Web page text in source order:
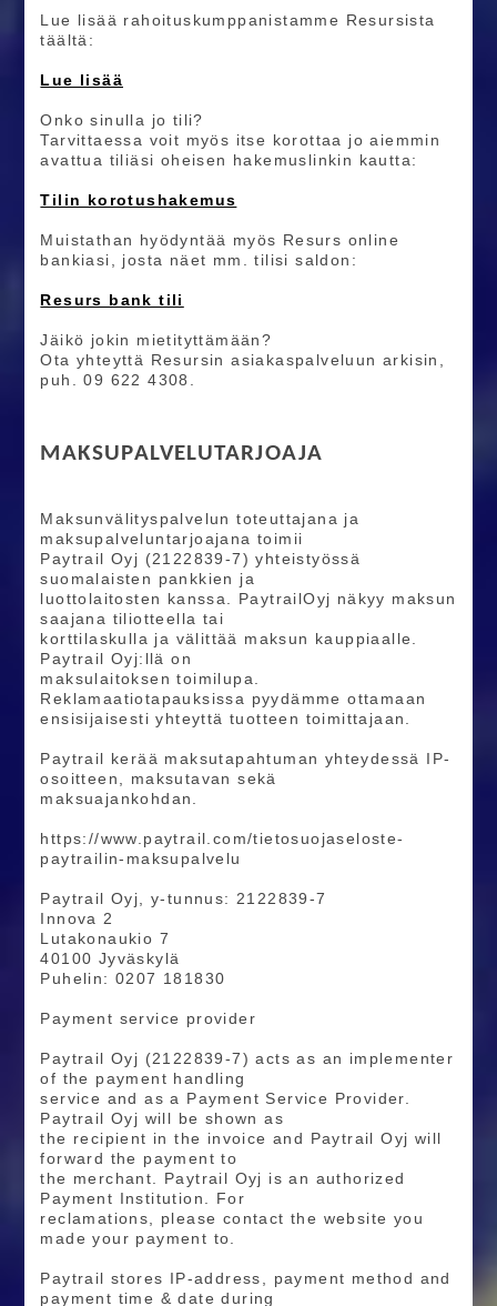
Lue lisää rahoituskumppanistamme Resursista
täältä:
Lue lisää
Onko sinulla jo tili?
Tarvittaessa voit myös itse korottaa jo aiemmin
avattua tiliäsi oheisen hakemuslinkin kautta:
Tilin korotushakemus
Muistathan hyödyntää myös Resurs online
bankiasi, josta näet mm. tilisi saldon:
Resurs bank tili
Jäikö jokin mietityttämään?
Ota yhteyttä Resursin asiakaspalveluun arkisin,
puh. 09 622 4308.
MAKSUPALVELUTARJOAJA
Maksunvälityspalvelun toteuttajana ja
maksupalveluntarjoajana toimii
Paytrail Oyj (2122839-7) yhteistyössä
suomalaisten pankkien ja
luottolaitosten kanssa. PaytrailOyj näkyy maksun
saajana tiliotteella tai
korttilaskulla ja välittää maksun kauppiaalle.
Paytrail Oyj:llä on
maksulaitoksen toimilupa.
Reklamaatiotapauksissa pyydämme ottamaan
ensisijaisesti yhteyttä tuotteen toimittajaan.
Paytrail kerää maksutapahtuman yhteydessä IP-
osoitteen, maksutavan sekä
maksuajankohdan.
https://www.paytrail.com/tietosuojaseloste-
paytrailin-maksupalvelu
Paytrail Oyj, y-tunnus: 2122839-7
Innova 2
Lutakonaukio 7
40100 Jyväskylä
Puhelin: 0207 181830
Payment service provider
Paytrail Oyj (2122839-7) acts as an implementer
of the payment handling
service and as a Payment Service Provider.
Paytrail Oyj will be shown as
the recipient in the invoice and Paytrail Oyj will
forward the payment to
the merchant. Paytrail Oyj is an authorized
Payment Institution. For
reclamations, please contact the website you
made your payment to.
Paytrail stores IP-address, payment method and
payment time & date during